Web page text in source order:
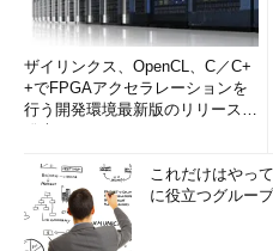
ザイリンクス、OpenCL、C／C+
+でFPGAアクセラレーションを
行う開発環境最新版のリリースを
これだけはやっ
に役立つグルー